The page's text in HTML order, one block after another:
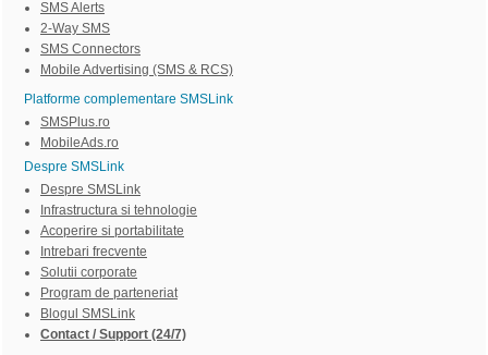
SMS Alerts
2-Way SMS
SMS Connectors
Mobile Advertising (SMS & RCS)
Platforme complementare SMSLink
SMSPlus.ro
MobileAds.ro
Despre SMSLink
Despre SMSLink
Infrastructura si tehnologie
Acoperire si portabilitate
Intrebari frecvente
Solutii corporate
Program de parteneriat
Blogul SMSLink
Contact / Support (24/7)